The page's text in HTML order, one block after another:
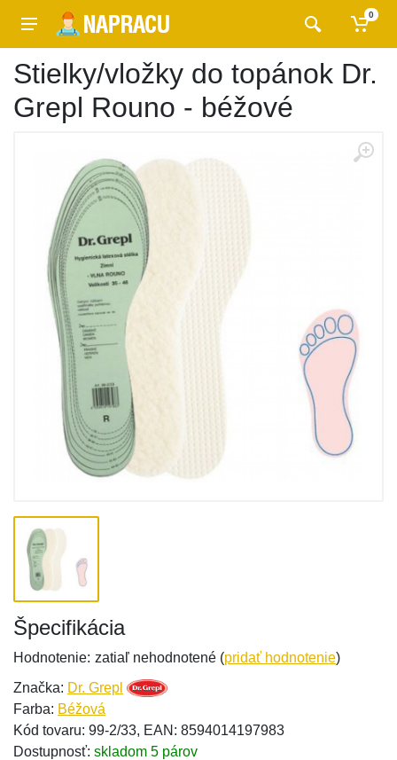
0
Stielky/vložky do topánok Dr.
Grepl Rouno - béžové
Špecifikácia
Hodnotenie: zatiaľ nehodnotené (pridať hodnotenie)
Značka: Dr. Grepl
Farba: Béžová
Kód tovaru: 99-2/33, EAN: 8594014197983
Dostupnosť: skladom 5 párov